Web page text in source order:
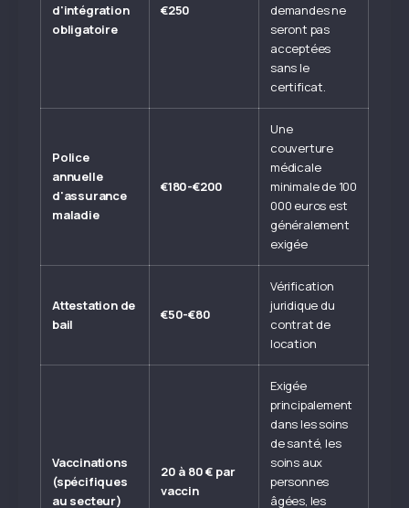
d'intégration
obligatoire
€250
demandes ne
seront pas
acceptées
sans le
certificat.
Police
annuelle
d'assurance
maladie
€180-€200
Une
couverture
médicale
minimale de 100
000 euros est
généralement
exigée
Attestation de
bail
€50-€80
Vérification
juridique du
contrat de
location
Vaccinations
(spécifiques
au secteur)
20 à 80 € par
vaccin
Exigée
principalement
dans les soins
de santé, les
soins aux
personnes
âgées, les